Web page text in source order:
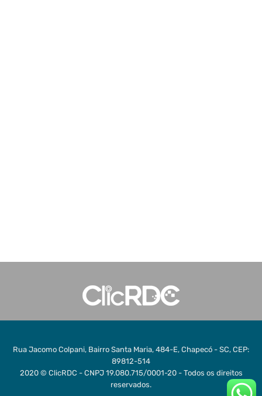
Rua Jacomo Colpani, Bairro Santa Maria, 484-E, Chapecó - SC, CEP:
89812-514
2020 © ClicRDC - CNPJ 19.080.715/0001-20 - Todos os direitos
reservados.